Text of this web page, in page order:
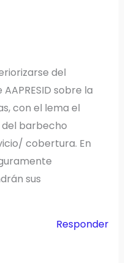
del
sobre la
con el lema el
barbecho
cobertura. En
sus
Responder